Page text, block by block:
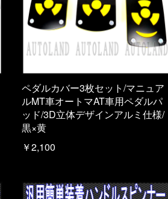
ペダルカバー3枚セット/マニュア
ルMT車オートマAT車用ペダルパ
ッド/3D立体デザインアルミ仕様/
黒×黄
￥2,100